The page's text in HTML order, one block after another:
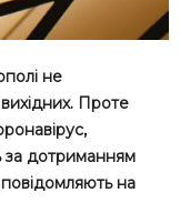
не
Проте
за дотриманням
на